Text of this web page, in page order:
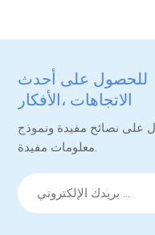
للحصول على أحدث
الاتجاهات ،الأفكار
على نصائح مفيدة ونموذج
معلومات مفيدة.